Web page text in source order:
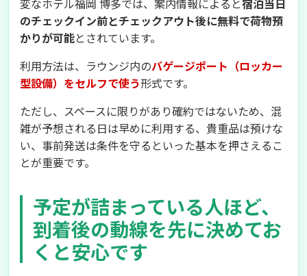
変なホテル福岡 博多では、案内情報によると宿泊当日
のチェックイン前とチェックアウト後に無料で荷物預
かりが可能とされています。
利用方法は、ラウンジ内のバゲージポート（ロッカー
型設備）をセルフで使う形式です。
ただし、スペースに限りがあり確約ではないため、混
雑が予想される日は早めに利用する、貴重品は預けな
い、事前発送は条件を守るといった基本を押さえるこ
とが重要です。
予定が詰まっている人ほど、
到着後の動線を先に決めてお
くと安心です